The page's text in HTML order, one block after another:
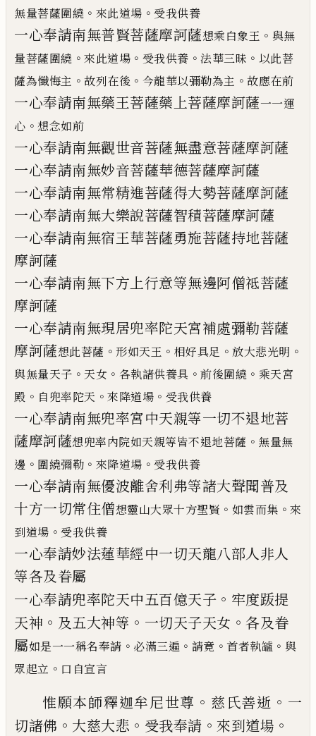
無量菩薩圍繞 。 來此道場 。 受我供養
一心奉請南無普賢菩薩摩訶薩想乘白象王 。 與無
量菩薩圍繞 。 來此道場 。 受我供養 。 法華三昧 。 以此菩
薩為懺悔主 。 故列在後 。 今龍華以彌勒為主 。 故應在前
一心奉請南無藥王菩薩藥上菩薩摩訶薩一一運
心 。 想念如前
一心奉請南無觀世音菩薩無盡意菩薩摩訶薩
一心奉請南無妙音菩薩華德菩薩摩訶薩
一心奉請南無常精進菩薩得大勢菩薩摩訶薩
一心奉請南無大樂說菩薩智積菩薩摩訶薩
一心奉請南無宿王華菩薩勇施菩薩持地菩薩
摩訶薩
一心奉請南無下方上行意等無邊阿僧祗菩薩
摩訶薩
一心奉請南無現居兜率陀天宮補處彌勒菩薩
摩訶薩想此菩薩 。 形如天王 。 相好具足 。 放大悲光明 。
與無量天子 。 天女 。 各執諸供養具 。 前後圍繞 。 乘天宮
殿 。 自兜率陀天 。 來降道場 。 受我供養
一心奉請南無兜率宮中天親等一切不退地菩
薩摩訶薩想兜率內院如天親等皆不退地菩薩 。 無量無
邊 。 圍繞彌勒 。 來降道場 。 受我供養
一心奉請南無優波離舍利弗等諸大聲聞普及
十方一切常住僧想靈山大眾十方聖賢 。 如雲而集 。 來
到道場 。 受我供養
一心奉請妙法蓮華經中一切天龍八部人非人
等各及眷屬
一心奉請兜率陀天中五百億天子 。 牢度䟦提
天神 。 及五大神等 。 一切天子天女 。 各及眷
屬如是一一稱名奉請 。 必滿三遍 。 請竟 。 首者執罏 。 與
眾起立 。 口自宣言
惟願本師釋迦牟尼世尊 。 慈氏善逝 。 一
切諸佛 。 大慈大悲 。 受我奉請 。 來到道場 。